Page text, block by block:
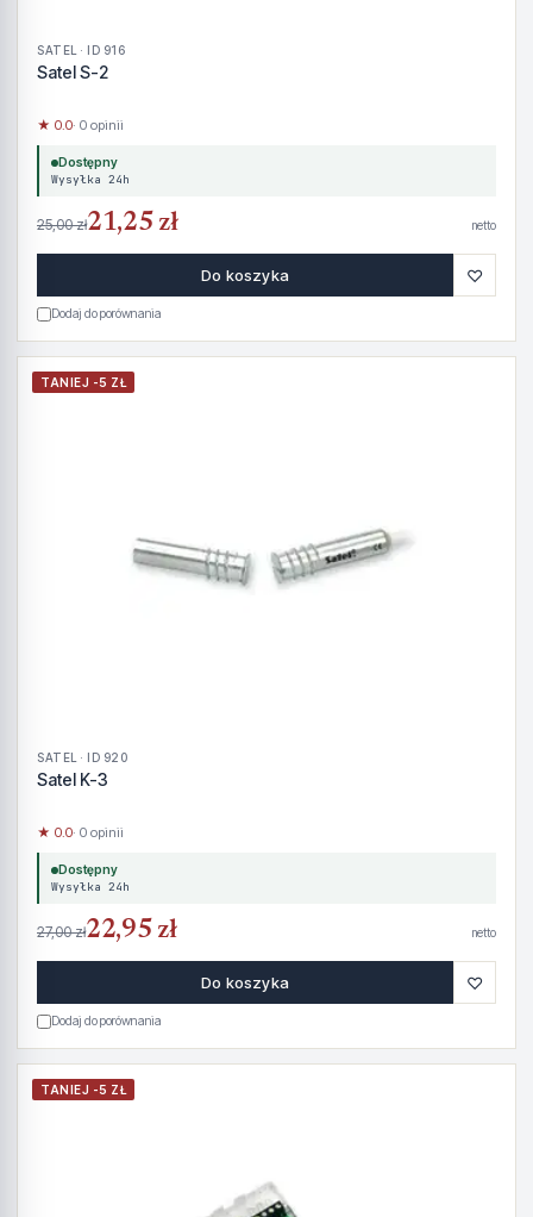
SATEL · ID 916
Satel S-2
★ 0.0· 0 opinii
Dostępny
Wysyłka 24h
25,00 zł21,25 zł netto
Do koszyka ♡
Dodaj do porównania
TANIEJ -5 ZŁ
SATEL · ID 920
Satel K-3
★ 0.0· 0 opinii
Dostępny
Wysyłka 24h
27,00 zł22,95 zł netto
Do koszyka ♡
Dodaj do porównania
TANIEJ -5 ZŁ